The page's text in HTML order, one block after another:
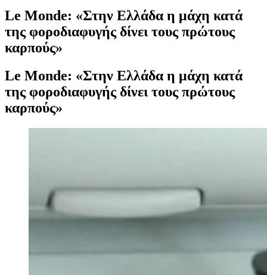
Le Monde: «Στην Ελλάδα η μάχη κατά
της φοροδιαφυγής δίνει τους πρώτους
καρπούς»
Le Monde: «Στην Ελλάδα η μάχη κατά
της φοροδιαφυγής δίνει τους πρώτους
καρπούς»